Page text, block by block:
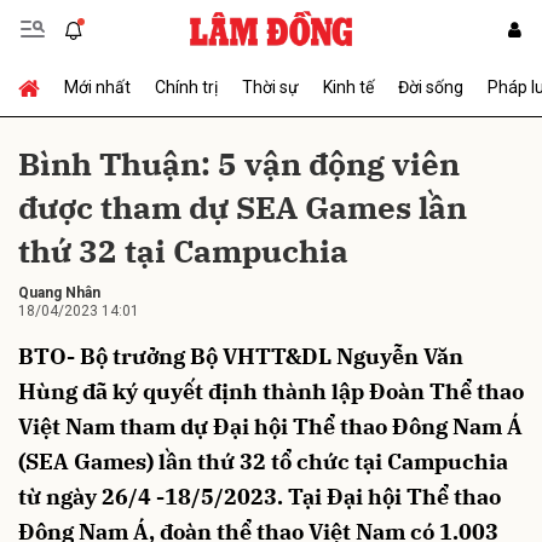
Mới nhất Chính trị Thời sự Kinh tế Đời sống Pháp
Bình Thuận: 5 vận động viên
được tham dự SEA Games lần
thứ 32 tại Campuchia
Quang Nhân
18/04/2023 14:01
BTO- Bộ trưởng Bộ VHTT&DL Nguyễn Văn
Hùng đã ký quyết định thành lập Đoàn Thể thao
Việt Nam tham dự Đại hội Thể thao Đông Nam Á
(SEA Games) lần thứ 32 tổ chức tại Campuchia
từ ngày 26/4 -18/5/2023. Tại Đại hội Thể thao
Đông Nam Á, đoàn thể thao Việt Nam có 1.003
Gửi bình luận
Hủy